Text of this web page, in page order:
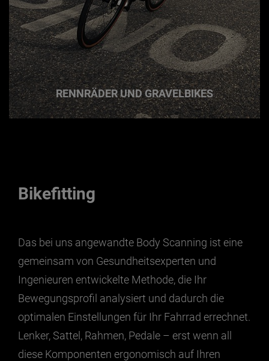
RENNRÄDER UND GRAVELBIKES
Bikefitting
Das bei uns angewandte Body Scanning ist eine
gemeinsam von Gesundheitsexperten und
Ingenieuren entwickelte Methode, die Ihr
Bewegungsprofil analysiert und dadurch die
optimalen Einstellungen für Ihr Fahrrad errechnet.
Lenker, Sattel, Rahmen, Pedale – erst wenn all
diese Komponenten ergonomisch auf Ihren